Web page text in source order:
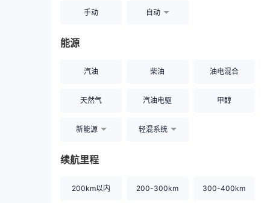
手动 自动
能源
汽油 柴油 油电混合
天然气 汽油电驱 甲醇
新能源 轻混系统
续航里程
200km以内 200-300km 300-400km